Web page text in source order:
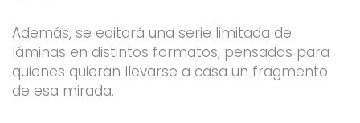
Además, se editará una serie limitada de
láminas en distintos formatos, pensadas para
quienes quieran llevarse a casa un fragmento
de esa mirada.